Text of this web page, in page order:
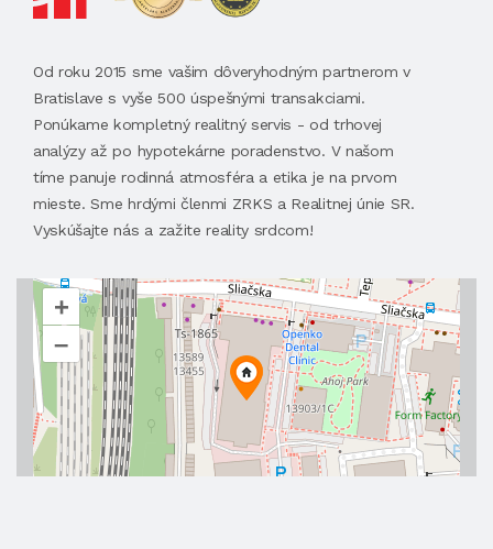
Od roku 2015 sme vašim dôveryhodným partnerom v
Bratislave s vyše 500 úspešnými transakciami.
Ponúkame kompletný realitný servis - od trhovej
analýzy až po hypotekárne poradenstvo. V našom
tíme panuje rodinná atmosféra a etika je na prvom
mieste. Sme hrdými členmi ZRKS a Realitnej únie SR.
Vyskúšajte nás a zažite reality srdcom!
+
–